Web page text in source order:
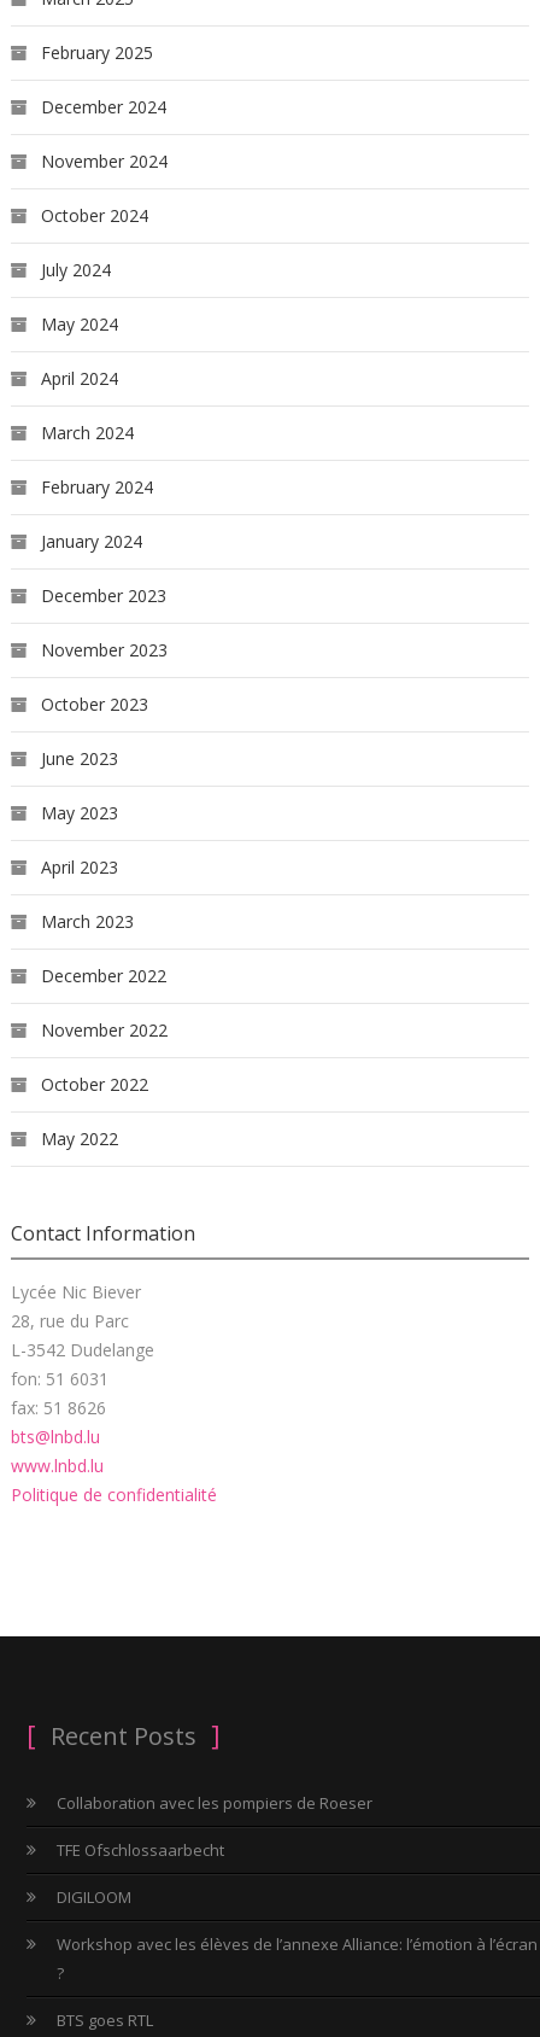
February 2025
December 2024
November 2024
October 2024
July 2024
May 2024
April 2024
March 2024
February 2024
January 2024
December 2023
November 2023
October 2023
June 2023
May 2023
April 2023
March 2023
December 2022
November 2022
October 2022
May 2022
Contact Information
Lycée Nic Biever
28, rue du Parc
L-3542 Dudelange
fon: 51 6031
fax: 51 8626
bts@lnbd.lu
www.lnbd.lu
Politique de confidentialité
Recent Posts
Collaboration avec les pompiers de Roeser
TFE Ofschlossaarbecht
DIGILOOM
Workshop avec les élèves de l’annexe Alliance: l’émotion à l’écran
?
BTS goes RTL